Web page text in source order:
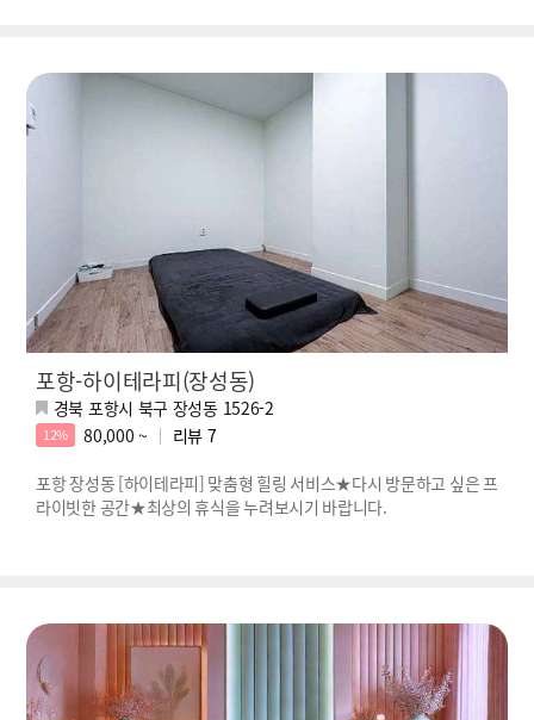
포항-하이테라피(장성동)
경북 포항시 북구 장성동 1526-2
12% 80,000 ~ 리뷰 7
포항 장성동 [하이테라피] 맞춤형 힐링 서비스★다시 방문하고 싶은 프
라이빗한 공간★최상의 휴식을 누려보시기 바랍니다.